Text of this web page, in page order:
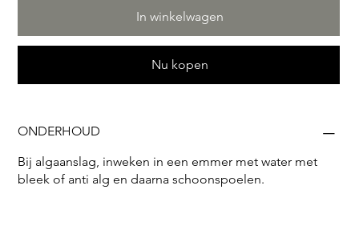
grafmonumenten en worden gewaardeerd om hun
zeldzaamheid en natuurlijke schoonheid. Prachtig in
combinatie met een witte of Azul Macaubas ruwe steen.
Verkrijgbaar in zakken van 25 kg. 3 zakken zijn
voldoende voor een graf van 100 x 200 cm.
In winkelwagen
Nu kopen
ONDERHOUD
Bij algaanslag, inweken in een emmer met water met
bleek of anti alg en daarna schoonspoelen.